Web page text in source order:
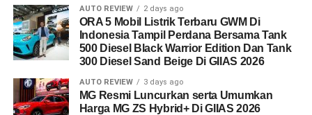
AUTO REVIEW 2 days ago
ORA 5 Mobil Listrik Terbaru GWM Di
Indonesia Tampil Perdana Bersama Tank
500 Diesel Black Warrior Edition Dan Tank
300 Diesel Sand Beige Di GIIAS 2026
AUTO REVIEW 3 days ago
MG Resmi Luncurkan serta Umumkan
Harga MG ZS Hybrid+ Di GIIAS 2026